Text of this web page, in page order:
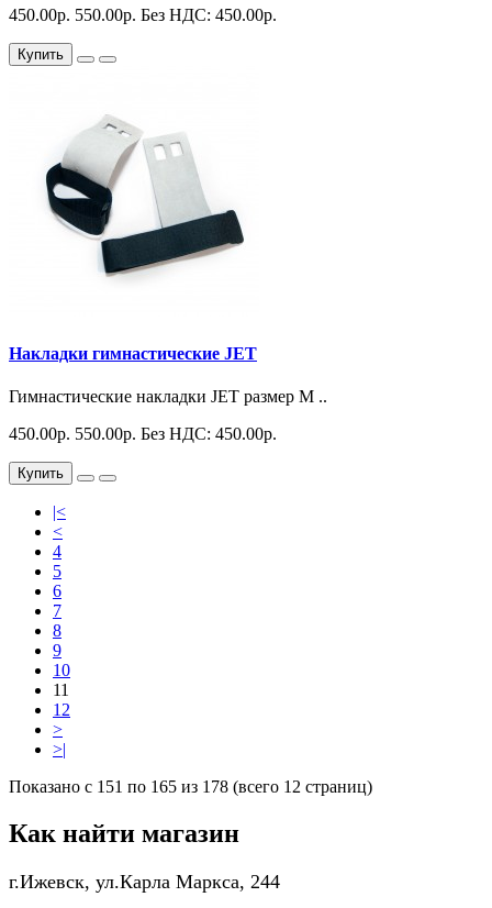
450.00р. 550.00р. Без НДС: 450.00р.
Купить
Накладки гимнастические JET
Гимнастические накладки JET размер M ..
450.00р. 550.00р. Без НДС: 450.00р.
Купить
|<
<
4
5
6
7
8
9
10
11
12
>
>|
Показано с 151 по 165 из 178 (всего 12 страниц)
Как найти магазин
г.Ижевск, ул.Карла Маркса, 244